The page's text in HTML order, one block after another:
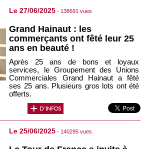
Le 27/06/2025 - 138691 vues
Grand Hainaut : les
commerçants ont fêté leur 25
ans en beauté !
Après 25 ans de bons et loyaux
services, le Groupement des Unions
Commerciales Grand Hainaut a fêté
ses 25 ans. Plusieurs gros lots ont été
offerts.
Le 25/06/2025 - 140295 vues